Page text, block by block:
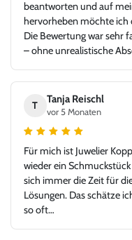
beantworten und auf meine
hervorheben möchte ich
Die Bewertung war sehr
– ohne unrealistische
Uhrenhandel vor. Die Rolex Submariner war in top Zustand,
exakt wie beschrieben,
Ablauf – von der
Übergabe – verlief
Ich habe mich jederzeit
jederzeit wieder kaufen
vertrauen kann und bei
Fairness gegenüber dem
Vielen Dank für dieses
Herr Kopp!
T
Tanja Reischl
vor 5 Monaten
Für mich ist Juwelier
wieder ein
sich immer die Zeit für
Lösungen. Das schätze
so oft…